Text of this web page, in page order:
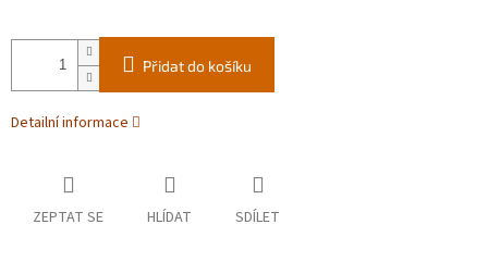
Přidat do košíku
Detailní informace
ZEPTAT SE HLÍDAT SDÍLET